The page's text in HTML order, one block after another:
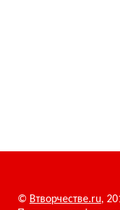
© Втворчестве.ru,